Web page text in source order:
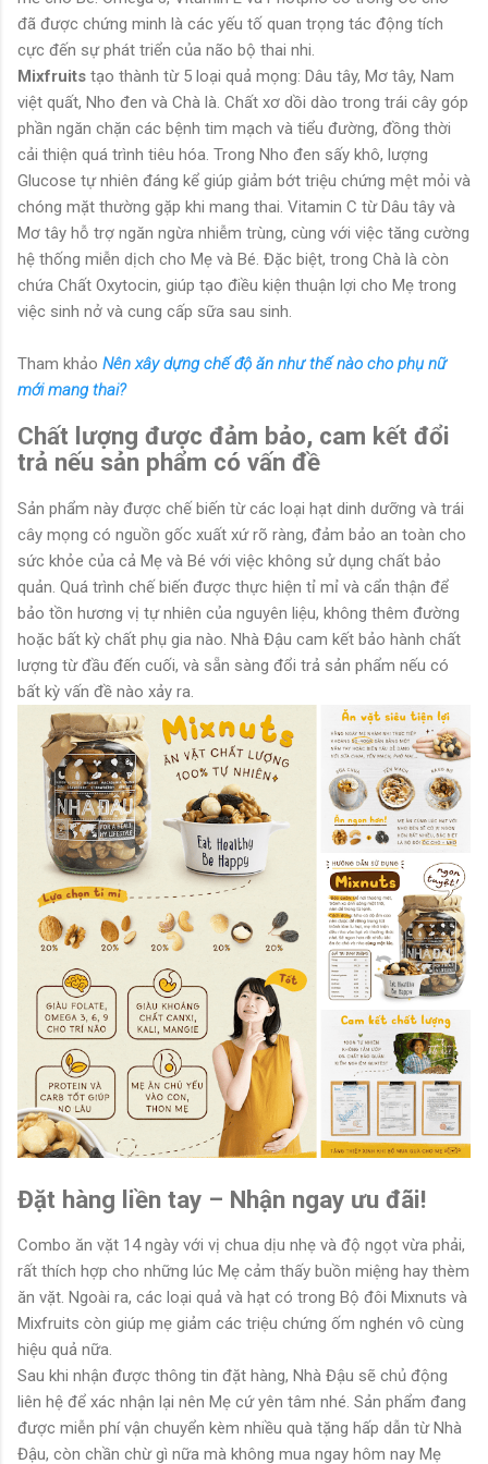
đã được chứng minh là các yếu tố quan trọng tác động tích
cực đến sự phát triển của não bộ thai nhi.
Mixfruits tạo thành từ 5 loại quả mọng: Dâu tây, Mơ tây, Nam
việt quất, Nho đen và Chà là. Chất xơ dồi dào trong trái cây góp
phần ngăn chặn các bệnh tim mạch và tiểu đường, đồng thời
cải thiện quá trình tiêu hóa. Trong Nho đen sấy khô, lượng
Glucose tự nhiên đáng kể giúp giảm bớt triệu chứng mệt mỏi và
chóng mặt thường gặp khi mang thai. Vitamin C từ Dâu tây và
Mơ tây hỗ trợ ngăn ngừa nhiễm trùng, cùng với việc tăng cường
hệ thống miễn dịch cho Mẹ và Bé. Đặc biệt, trong Chà là còn
chứa Chất Oxytocin, giúp tạo điều kiện thuận lợi cho Mẹ trong
việc sinh nở và cung cấp sữa sau sinh.
Tham khảo Nên xây dựng chế độ ăn như thế nào cho phụ nữ
mới mang thai?
Chất lượng được đảm bảo, cam kết đổi
trả nếu sản phẩm có vấn đề
Sản phẩm này được chế biến từ các loại hạt dinh dưỡng và trái
cây mọng có nguồn gốc xuất xứ rõ ràng, đảm bảo an toàn cho
sức khỏe của cả Mẹ và Bé với việc không sử dụng chất bảo
quản. Quá trình chế biến được thực hiện tỉ mỉ và cẩn thận để
bảo tồn hương vị tự nhiên của nguyên liệu, không thêm đường
hoặc bất kỳ chất phụ gia nào. Nhà Đậu cam kết bảo hành chất
lượng từ đầu đến cuối, và sẵn sàng đổi trả sản phẩm nếu có
bất kỳ vấn đề nào xảy ra.
Đặt hàng liền tay – Nhận ngay ưu đãi!
Combo ăn vặt 14 ngày với vị chua dịu nhẹ và độ ngọt vừa phải,
rất thích hợp cho những lúc Mẹ cảm thấy buồn miệng hay thèm
ăn vặt. Ngoài ra, các loại quả và hạt có trong Bộ đôi Mixnuts và
Mixfruits còn giúp mẹ giảm các triệu chứng ốm nghén vô cùng
hiệu quả nữa.
Sau khi nhận được thông tin đặt hàng, Nhà Đậu sẽ chủ động
liên hệ để xác nhận lại nên Mẹ cứ yên tâm nhé. Sản phẩm đang
được miễn phí vận chuyển kèm nhiều quà tặng hấp dẫn từ Nhà
Đậu, còn chần chừ gì nữa mà không mua ngay hôm nay Mẹ